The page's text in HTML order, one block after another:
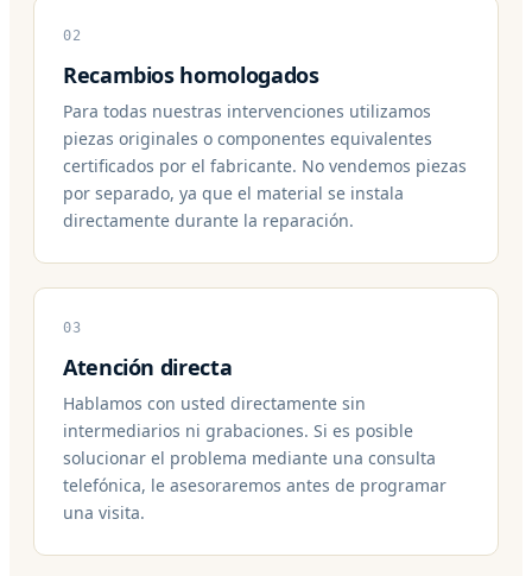
02
Recambios homologados
Para todas nuestras intervenciones utilizamos
piezas originales o componentes equivalentes
certificados por el fabricante. No vendemos piezas
por separado, ya que el material se instala
directamente durante la reparación.
03
Atención directa
Hablamos con usted directamente sin
intermediarios ni grabaciones. Si es posible
solucionar el problema mediante una consulta
telefónica, le asesoraremos antes de programar
una visita.